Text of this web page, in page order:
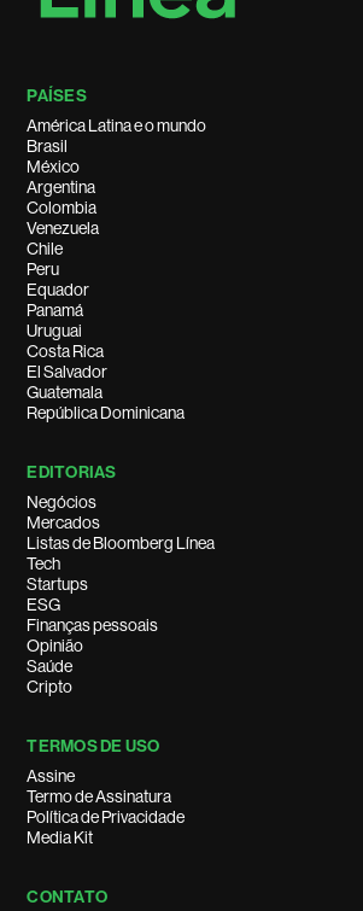
PAÍSES
América Latina e o mundo
Brasil
México
Argentina
Colombia
Venezuela
Chile
Peru
Equador
Panamá
Uruguai
Costa Rica
El Salvador
Guatemala
República Dominicana
EDITORIAS
Negócios
Mercados
Listas de Bloomberg Línea
Tech
Startups
ESG
Finanças pessoais
Opinião
Saúde
Cripto
TERMOS DE USO
Assine
Termo de Assinatura
Política de Privacidade
Media Kit
CONTATO